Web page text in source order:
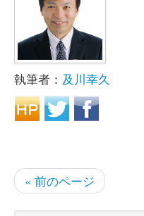
執筆者： 及川幸久
« 前のページ